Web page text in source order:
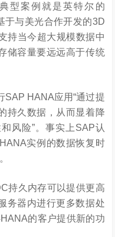
型案例就是英特尔的
于与美光合作开发的3D
持当今超大规模数据中
储容量要远远高于传统
SAP HANA应用“通过提
持久数据，从而显着降
风险”。事实上SAP认
实例的数据恢复时
持久内存可以提供更高
务器内进行更多数据处
的客户提供新的功